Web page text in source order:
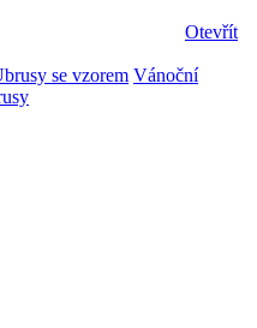
Otevřít
se vzorem Vánoční